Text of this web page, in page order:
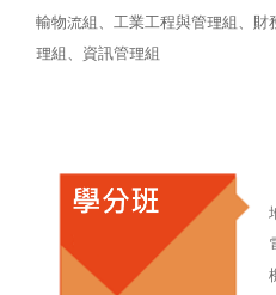
輸物流組、工業工程與管理組、
理組、資訊管理組